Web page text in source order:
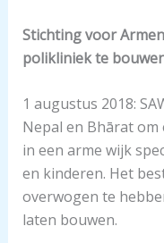
Stichting voor
polikliniek te
1 augustus 2018:
Nepal en Bhārat
in een arme wijk
en kinderen. Het
overwogen te
laten bouwen.